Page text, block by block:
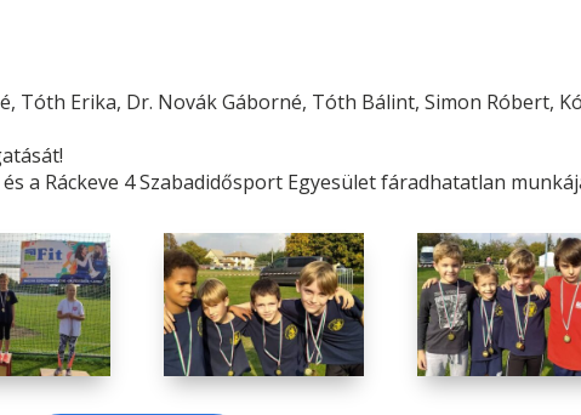
Tóth Erika, Dr. Novák Gáborné, Tóth Bálint, Simon Róbert,
a Ráckeve 4 Szabadidősport Egyesület fáradhatatlan